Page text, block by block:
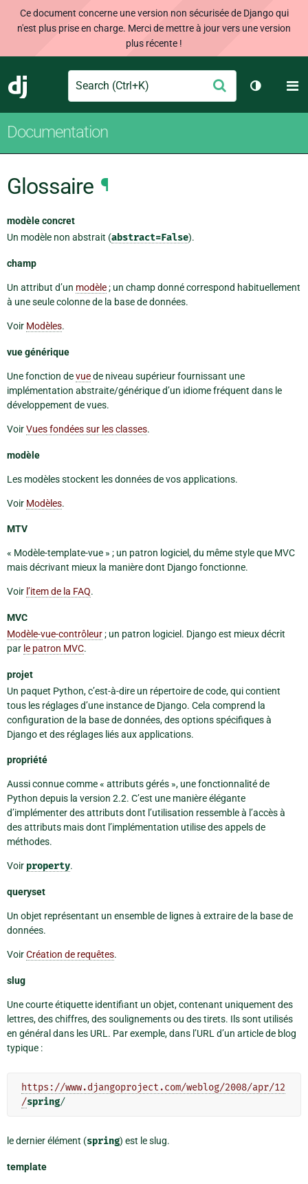
Ce document concerne une version non sécurisée de Django qui
n'est plus prise en charge. Merci de mettre à jour vers une version
plus récente !
Django
Search Envoyer
Changer
Documentation
Glossaire ¶
modèle concret
Un modèle non abstrait (abstract=False).
champ
Un attribut d’un modèle; un champ donné correspond habituellement
à une seule colonne de la base de données.
Voir Modèles.
vue générique
Une fonction devuede niveau supérieur fournissant une
implémentation abstraite/générique d’un idiome fréquent dans le
développement de vues.
VoirVues fondées sur les classes.
modèle
Les modèles stockent les données de vos applications.
Voir Modèles.
MTV
« Modèle-template-vue » ; un patron logiciel, du même style que MVC
mais décrivant mieux la manière dont Django fonctionne.
Voir l’item de la FAQ.
MVC
Modèle-vue-contrôleur; un patron logiciel. Django est mieux décrit
par le patron MVC.
projet
Un paquet Python, c’est-à-dire un répertoire de code, qui contient
tous les réglages d’une instance de Django. Cela comprend la
configuration de la base de données, des options spécifiques à
Django et des réglages liés aux applications.
propriété
Aussi connue comme « attributs gérés », une fonctionnalité de
Python depuis la version 2.2. C’est une manière élégante
d’implémenter des attributs dont l’utilisation ressemble à l’accès à
des attributs mais dont l’implémentation utilise des appels de
méthodes.
Voir property.
queryset
Un objet représentant un ensemble de lignes à extraire de la base de
données.
VoirCréation de requêtes.
slug
Une courte étiquette identifiant un objet, contenant uniquement des
lettres, des chiffres, des soulignements ou des tirets. Ils sont utilisés
en général dans les URL. Par exemple, dans l’URL d’un article de blog
typique :
https://www.djangoproject.com/weblog/2008/apr/12
/spring
le dernier élément (spring) est le slug.
template